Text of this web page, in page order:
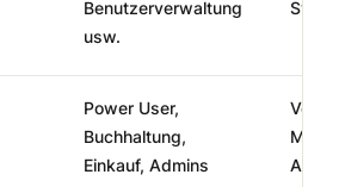
Benutzerverwaltung
usw.
Power User,
Buchhaltung,
Einkauf, Admins